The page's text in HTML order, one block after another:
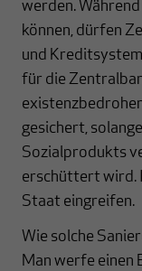
werden.
können, dürfen
und
für die
gesichert,
Sozialprodukts
erschüttert wird.
Staat eingreifen.
Wie solche
Man werfe einen